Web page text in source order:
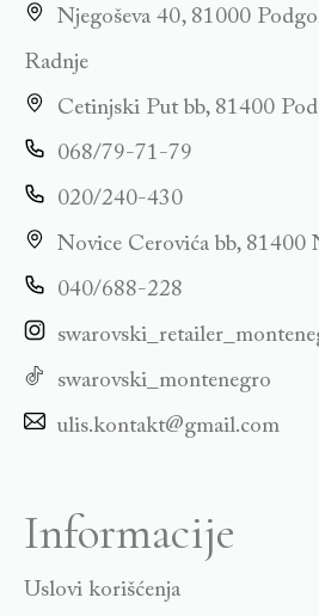
Njegoševa 40, 81000
Radnje
Cetinjski Put bb, 81400
068/79-71-79
020/240-430
Novice Cerovića bb, 81400
040/688-228
swarovski_montenegro
ulis.kontakt@gmail.com
Informacije
Uslovi korišćenja